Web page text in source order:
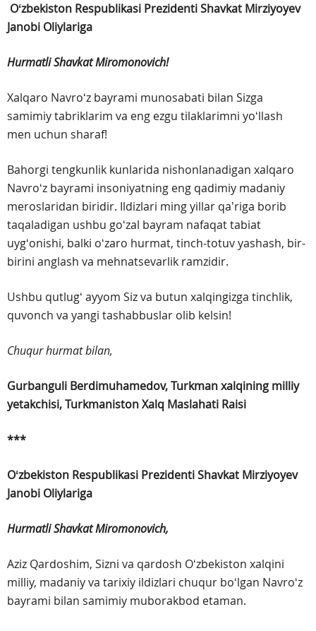
Oʻzbekiston Respublikasi PrezidentiShavkat Mirziyoyev
Janobi Oliylariga
Hurmatli Shavkat Miromonovich!
Xalqaro Navroʻz bayrami munosabati bilan Sizga
samimiy tabriklarim va eng ezgu tilaklarimni yoʻllash
men uchun sharaf!
Bahorgi tengkunlik kunlarida nishonlanadigan xalqaro
Navroʻz bayrami insoniyatning eng qadimiy madaniy
meroslaridan biridir. Ildizlari ming yillar qaʼriga borib
taqaladigan ushbu goʻzal bayram nafaqat tabiat
uygʻonishi, balki oʻzaro hurmat, tinch-totuv yashash, bir-
birini anglash va mehnatsevarlik ramzidir.
Ushbu qutlugʻ ayyom Siz va butun xalqingizga tinchlik,
quvonch va yangi tashabbuslar olib kelsin!
Chuqur hurmat bilan,
Gurbanguli Berdimuhamedov,Turkman xalqining milliy
yetakchisi, Turkmaniston Xalq Maslahati Raisi
***
Oʻzbekiston Respublikasi PrezidentiShavkat Mirziyoyev
Janobi Oliylariga
Hurmatli Shavkat Miromonovich,
Aziz Qardoshim, Sizni va qardosh Oʻzbekiston xalqini
milliy, madaniy va tarixiy ildizlari chuqur boʻlgan Navroʻz
bayrami bilan samimiy muborakbod etaman.